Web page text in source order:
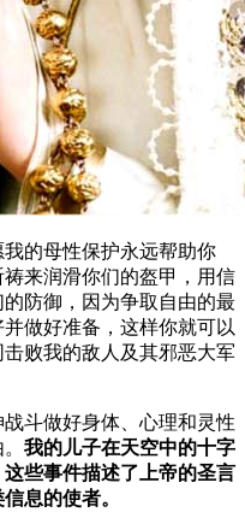
的母性保护永远帮助你
来润滑你们的盔甲，用信
防御，因为争取自由的最
做好准备，这样你就可以
败我的敌人及其邪恶大军
斗做好身体、心理和灵性
我的儿子在天空中的十字
些事件描述了上帝的圣言
息的使者。